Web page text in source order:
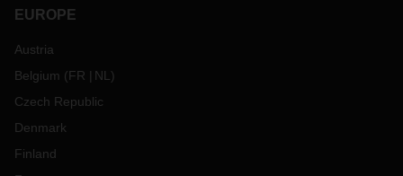
EUROPE
Austria
Belgium (FR NL )
Czech Republic
Denmark
Finland